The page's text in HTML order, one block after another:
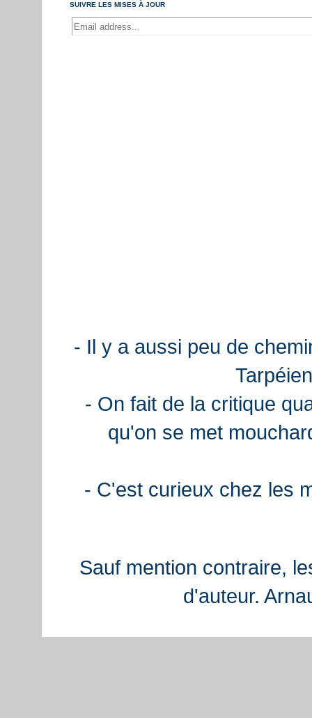
SUIVRE LES MISES À JOUR
- Il y a aussi peu de
- On fait de la critique
qu'on se met
- C'est curieux chez les
Sauf mention contraire,
d'auteur.